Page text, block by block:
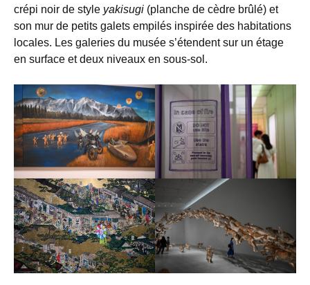
crépi noir de style yakisugi (planche de cèdre brûlé) et
son mur de petits galets empilés inspirée des habitations
locales. Les galeries du musée s’étendent sur un étage
en surface et deux niveaux en sous-sol.